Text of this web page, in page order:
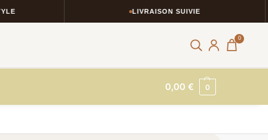
LIVRAISON SUIVIE
0
0,00€ 0